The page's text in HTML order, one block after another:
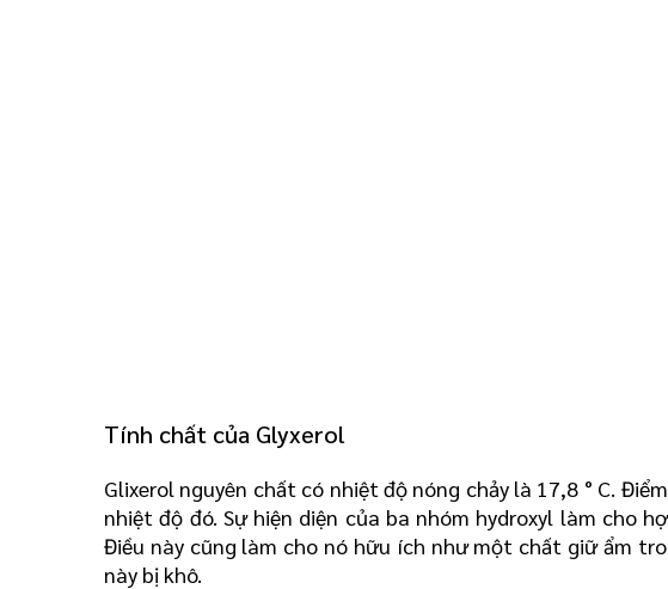
Tính chất của Glyxerol
Glixerol nguyên chất có nhiệt độ nóng chảy là 17,8 ° C.
nhiệt độ đó. Sự hiện diện của ba nhóm hydroxyl làm cho
Điều này cũng làm cho nó hữu ích như một chất giữ ẩm
này bị khô.